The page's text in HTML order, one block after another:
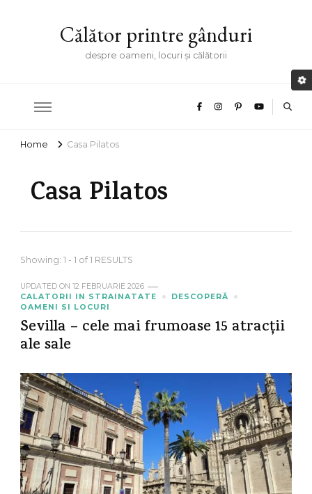
Călător printre gânduri
despre oameni, locuri și călătorii
Home Casa Pilatos
Casa Pilatos
Showing: 1 - 1 of 1 RESULTS
UPDATED ON 12 FEBRUARIE 2026
CALATORII IN STRAINATATE
DESCOPERĂ
OAMENI SI LOCURI
Sevilla – cele mai frumoase 15 atracții
ale sale